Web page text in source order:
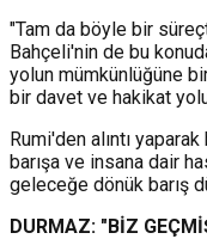
"Tam da böyle bir
Bahçeli'nin de bu
yolun mümkünlüğüne
bir davet ve hakikat
Rumi'den alıntı
barışa ve insana dair
geleceğe dönük barış
DURMAZ: "BİZ